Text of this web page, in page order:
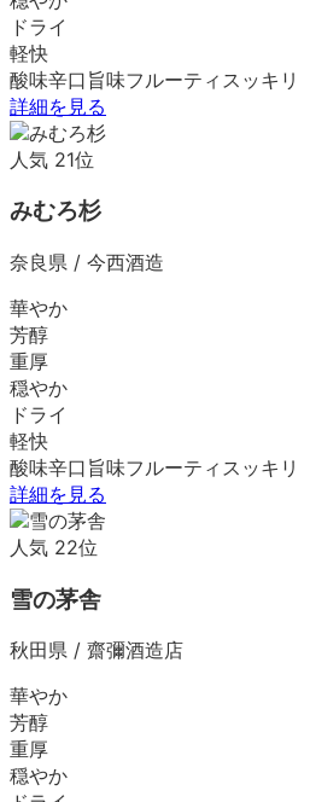
ドライ
軽快
酸味辛口 旨味フルーティ スッキリ
詳細を見る
人気 21位
みむろ杉
奈良県 / 今西酒造
華やか
芳醇
重厚
穏やか
ドライ
軽快
酸味辛口 旨味フルーティ スッキリ
詳細を見る
人気 22位
雪の茅舎
秋田県 / 齋彌酒造店
華やか
芳醇
重厚
穏やか